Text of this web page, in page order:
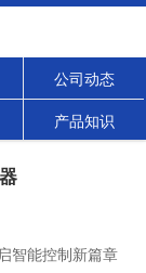
公司动态
产品知识
智能控制新篇章